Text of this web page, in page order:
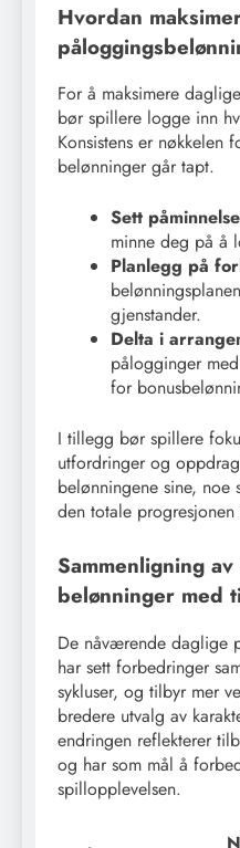
Hvordan
For å maksimere
bør spillere logge inn
Konsistens er nøkkelen
belønninger går tapt.
Sett
minne deg på å
Planlegg på
gjenstander.
Delta i
pålogginger
for
I tillegg bør spillere
utfordringer og
belønningene sine,
den totale
Sammenligning
belønninger med
De nåværende daglige
har sett forbedringer
sykluser, og tilbyr mer
bredere utvalg av
endringen reflekterer
og har som mål å
spillopplevelsen.